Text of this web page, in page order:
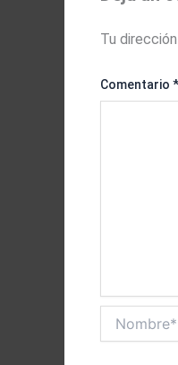
Tu
Comentario *